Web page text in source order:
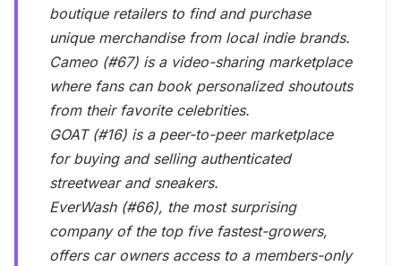
boutique retailers to find and purchase
unique merchandise from local indie brands.
Cameo (#67) is a video-sharing marketplace
where fans can book personalized shoutouts
from their favorite celebrities.
GOAT (#16) is a peer-to-peer marketplace
for buying and selling authenticated
streetwear and sneakers.
EverWash (#66), the most surprising
company of the top five fastest-growers,
offers car owners access to a members-only